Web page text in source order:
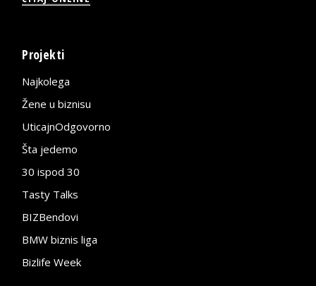
Projekti
Najkolega
Žene u biznisu
UticajnOdgovorno
Šta jedemo
30 ispod 30
Tasty Talks
BIZBendovi
BMW biznis liga
Bizlife Week